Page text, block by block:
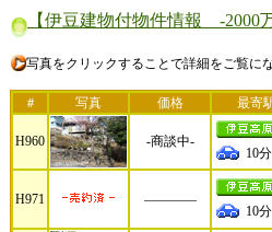
【伊豆建物付物件情報 -2000
写真をクリックすることで詳細をご覧に
＃ 写真 価格 最寄
H960 -商談中-
10分
H971 ――――
10分